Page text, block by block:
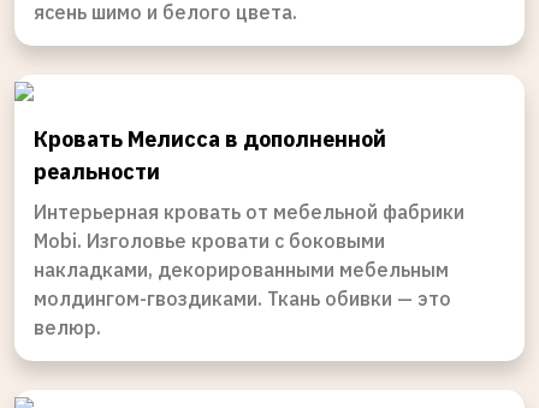
ясень шимо и белого цвета.
Кровать Мелисса в дополненной
реальности
Интерьерная кровать от мебельной фабрики
Mobi. Изголовье кровати с боковыми
накладками, декорированными мебельным
молдингом-гвоздиками. Ткань обивки — это
велюр.